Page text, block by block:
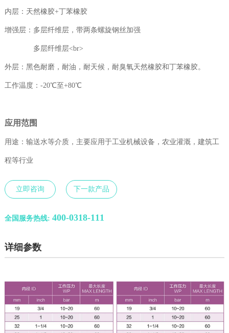
内层：天然橡胶+丁苯橡胶
增强层：多层纤维层，带两条螺旋钢丝加强
多层纤维层<br>
外层：黑色耐磨，耐油，耐天候，耐臭氧天然橡胶和丁苯橡胶。
工作温度：-20℃至+80℃
应用范围
用途：输送水等介质，主要应用于工业机械设备，农业灌溉，建筑工
程等行业
立即咨询 下一款产品
全国服务热线: 400-0318-111
详细参数